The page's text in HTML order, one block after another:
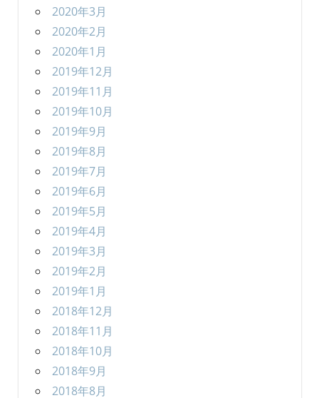
2020年3月
2020年2月
2020年1月
2019年12月
2019年11月
2019年10月
2019年9月
2019年8月
2019年7月
2019年6月
2019年5月
2019年4月
2019年3月
2019年2月
2019年1月
2018年12月
2018年11月
2018年10月
2018年9月
2018年8月